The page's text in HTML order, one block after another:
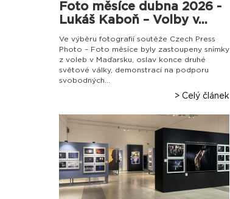
Foto měsíce dubna 2026 -
Lukáš Kaboň – Volby v...
Ve výběru fotografií soutěže Czech Press
Photo – Foto měsíce byly zastoupeny snímky
z voleb v Maďarsku, oslav konce druhé
světové války, demonstrací na podporu
svobodných...
> Celý článek